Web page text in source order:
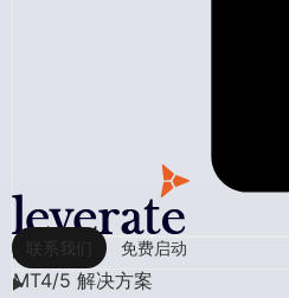
MT4/5 解决方案
联系我们 免费启动